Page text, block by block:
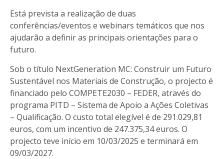
Está prevista a realização de duas
conferências/eventos e webinars temáticos que nos
ajudarão a definir as principais orientações para o
futuro.
Sob o título NextGeneration MC: Construir um Futuro
Sustentável nos Materiais de Construção, o projecto é
financiado pelo COMPETE2030 – FEDER, através do
programa PITD – Sistema de Apoio a Ações Coletivas
– Qualificação. O custo total elegível é de 291.029,81
euros, com um incentivo de 247.375,34 euros. O
projecto teve início em 10/03/2025 e terminará em
09/03/2027.